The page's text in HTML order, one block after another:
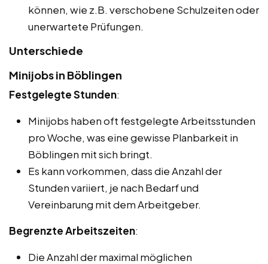
können, wie z.B. verschobene Schulzeiten oder
unerwartete Prüfungen.
Unterschiede
Minijobs in Böblingen
Festgelegte Stunden:
Minijobs haben oft festgelegte Arbeitsstunden
pro Woche, was eine gewisse Planbarkeit in
Böblingen mit sich bringt.
Es kann vorkommen, dass die Anzahl der
Stunden variiert, je nach Bedarf und
Vereinbarung mit dem Arbeitgeber.
Begrenzte Arbeitszeiten:
Die Anzahl der maximal möglichen